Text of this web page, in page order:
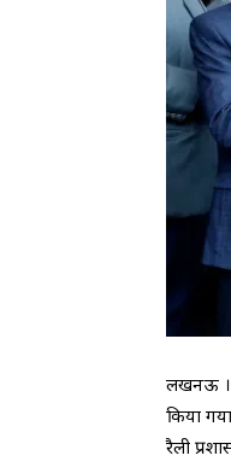
लखनऊ ।
किया
रैली